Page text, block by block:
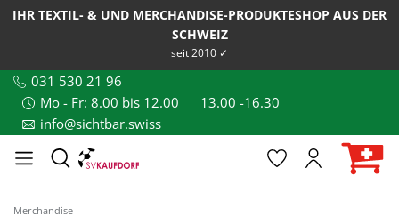
IHR TEXTIL- & UND MERCHANDISE-PRODUKTESHOP AUS DER
SCHWEIZ
seit 2010 ✓
031 530 21 96
Mo - Fr: 8.00 bis 12.00
13.00 -16.30
info@sichtbar.swiss
Merchandise